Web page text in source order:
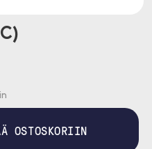
OSTOSKORIIN